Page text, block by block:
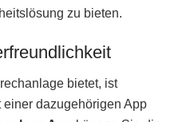
zu bieten.
bietet, ist
dazugehörigen App